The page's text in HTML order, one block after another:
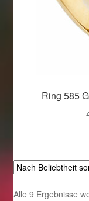
Ring 585
Alle 9 Ergebnisse